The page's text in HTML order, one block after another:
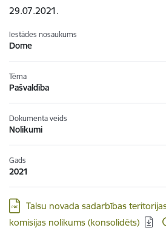
29.07.2021.
Iestādes nosaukums
Dome
Tēma
Pašvaldība
Dokumenta veids
Nolikumi
Gads
2021
Lejupielādēt:
Talsu novada sadarbības
komisijas nolikums (konsolidēts)